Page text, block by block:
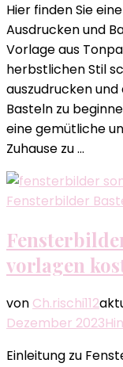
Hier finden Sie
Ausdrucken und
Vorlage aus
herbstlichen Stil
auszudrucken
Basteln zu
eine gemütliche
Zuhause zu …
Fensterbilder
vorlagen
von Ch.rischi112
Dezember 2023
Einleitung zu